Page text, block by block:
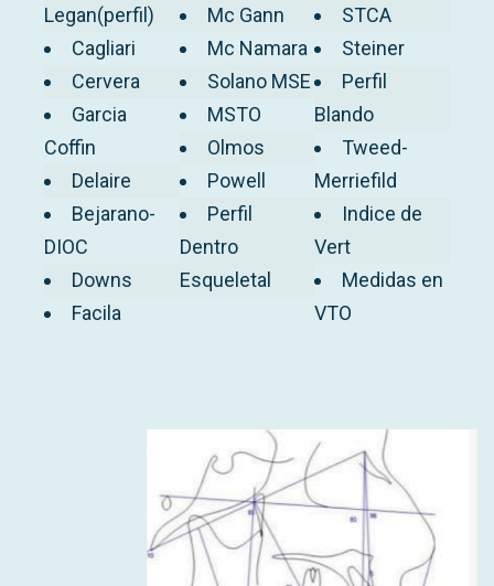
Legan(perfil)
Cagliari
Cervera
Garcia
Coffin
Delaire
Bejarano-
DIOC
Downs
Facila
Mc Gann
Mc Namara
Solano MSE
MSTO
Olmos
Powell
Perfil
Dentro
Esqueletal
STCA
Steiner
Perfil
Blando
Tweed-
Merriefild
Indice de
Vert
Medidas en
VTO